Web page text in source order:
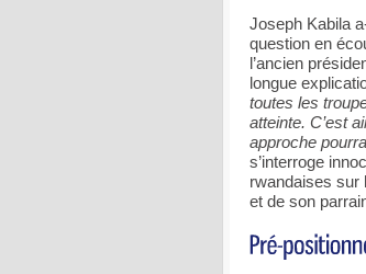
Joseph Kabila
question en
l’ancien
longue
toutes les
atteinte. C’est
approche
s’interroge
rwandaises sur
et de son